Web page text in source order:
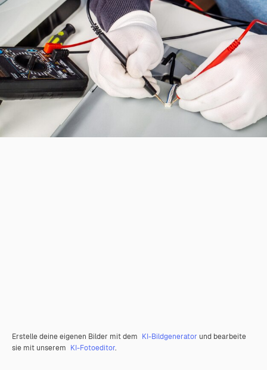
Erstelle deine eigenen Bilder mit dem KI-Bildgenerator und bearbeite
sie mit unserem KI-Fotoeditor.